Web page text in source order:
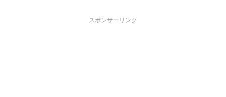
スポンサーリンク